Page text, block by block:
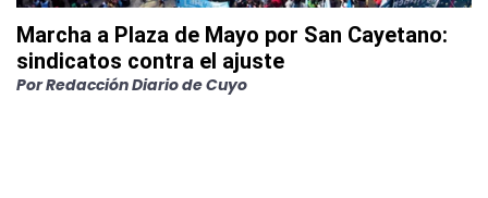
Marcha a Plaza de Mayo por San Cayetano:
sindicatos contra el ajuste
PorRedacción Diario de Cuyo